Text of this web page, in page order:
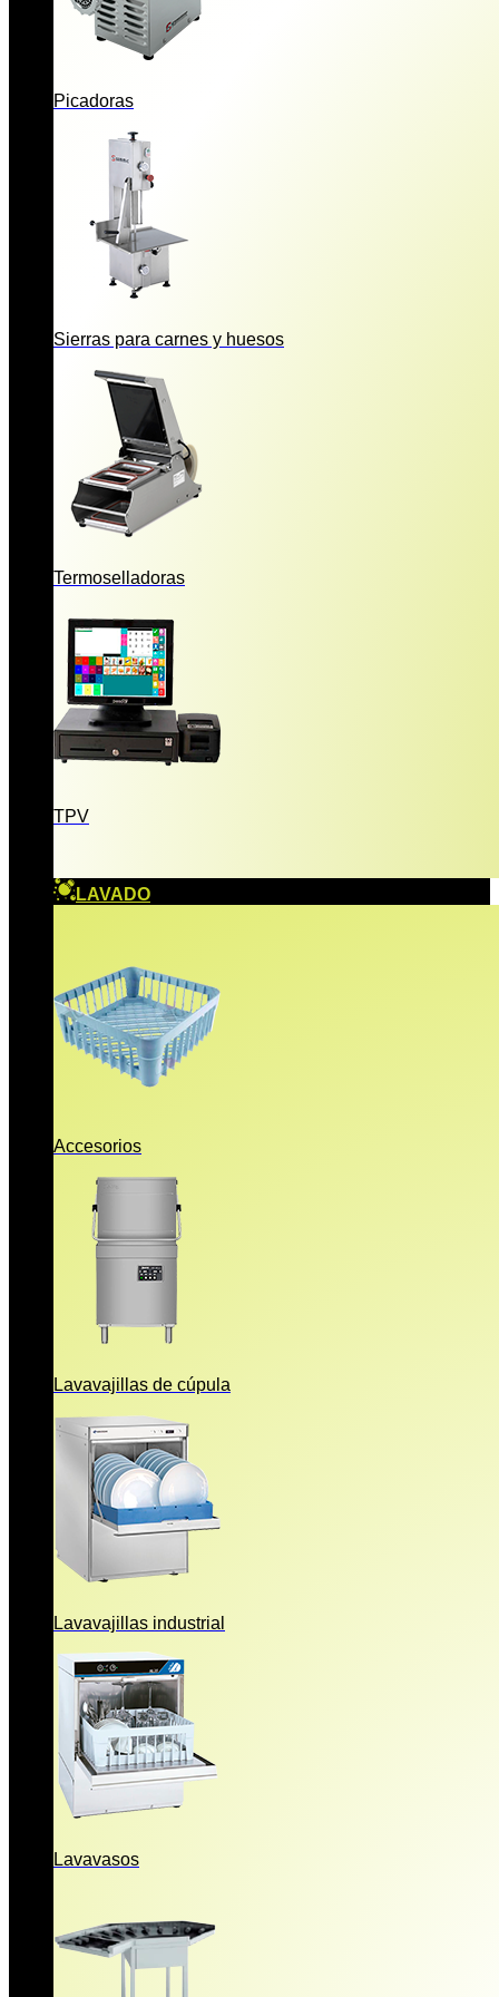
Picadoras
Sierras para carnes y huesos
Termoselladoras
TPV
LAVADO
Accesorios
Lavavajillas de cúpula
Lavavajillas industrial
Lavavasos